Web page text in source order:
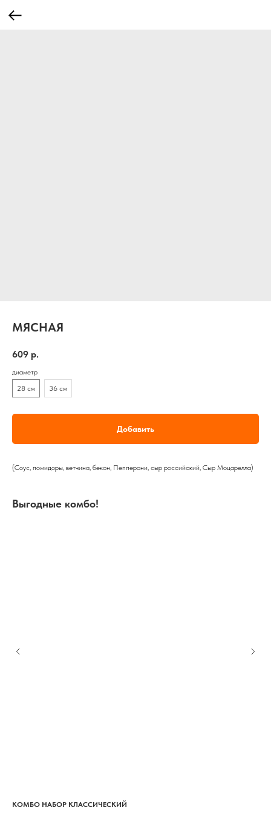
МЯСНАЯ
609 р.
диаметр
28 см
36 см
Добавить
(Соус, помидоры, ветчина, бекон, Пепперони, сыр российский, Сыр Моцарелла)
Выгодные комбо!
КОМБО НАБОР КЛАССИЧЕСКИЙ